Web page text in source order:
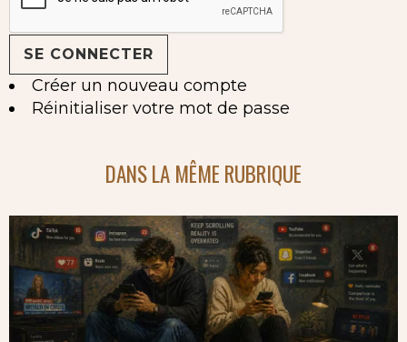
Créer un nouveau compte
Réinitialiser votre mot de passe
DANS LA MÊME RUBRIQUE